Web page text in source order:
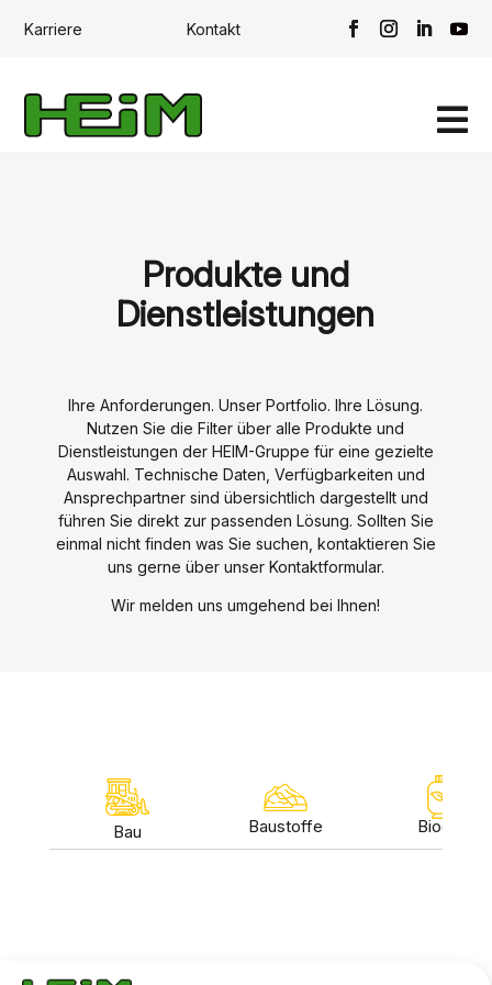
Karriere Kontakt

Produkte und
Dienstleistungen
Ihre Anforderungen. Unser Portfolio. Ihre Lösung.
Nutzen Sie die Filter über alle Produkte und
Dienstleistungen der HEIM-Gruppe für eine gezielte
Auswahl. Technische Daten, Verfügbarkeiten und
Ansprechpartner sind übersichtlich dargestellt und
führen Sie direkt zur passenden Lösung. Sollten Sie
einmal nicht finden was Sie suchen, kontaktieren Sie
uns gerne über unser Kontaktformular.
Wir melden uns umgehend bei Ihnen!
Bau Baustoffe Biogas